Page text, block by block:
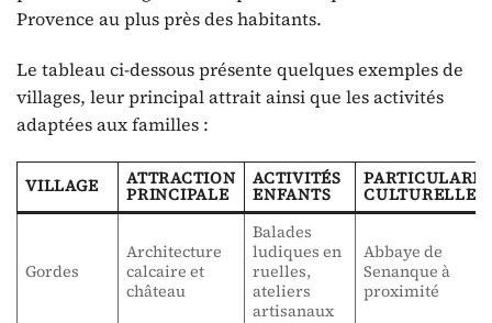
Provence au plus près des habitants.
Le tableau ci-dessous présente quelques exemples de
villages, leur principal attrait ainsi que les activités
adaptées aux familles :
VILLAGE ATTRACTION
PRINCIPALE
ACTIVITÉS
ENFANTS CULTURELLE
Gordes
Architecture
calcaire et
château
Balades
ludiques en
ruelles,
ateliers
artisanaux
Abbaye de
Senanque à
proximité